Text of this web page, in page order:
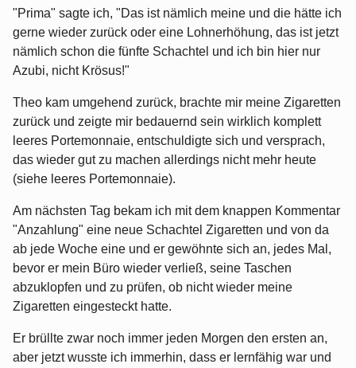
"Prima" sagte ich, "Das ist nämlich meine und die hätte ich
gerne wieder zurück oder eine Lohnerhöhung, das ist jetzt
nämlich schon die fünfte Schachtel und ich bin hier nur
Azubi, nicht Krösus!"
Theo kam umgehend zurück, brachte mir meine Zigaretten
zurück und zeigte mir bedauernd sein wirklich komplett
leeres Portemonnaie, entschuldigte sich und versprach,
das wieder gut zu machen allerdings nicht mehr heute
(siehe leeres Portemonnaie).
Am nächsten Tag bekam ich mit dem knappen Kommentar
"Anzahlung" eine neue Schachtel Zigaretten und von da
ab jede Woche eine und er gewöhnte sich an, jedes Mal,
bevor er mein Büro wieder verließ, seine Taschen
abzuklopfen und zu prüfen, ob nicht wieder meine
Zigaretten eingesteckt hatte.
Er brüllte zwar noch immer jeden Morgen den ersten an,
aber jetzt wusste ich immerhin, dass er lernfähig war und